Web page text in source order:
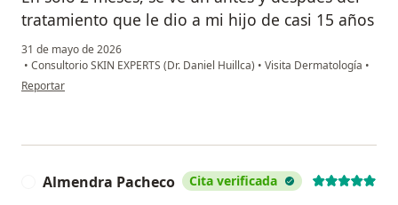
tratamiento que le dio a mi hijo de casi 15 años
31 de mayo de 2026
• Consultorio SKIN EXPERTS (Dr. Daniel Huillca) • Visita Dermatología •
en opinión del usuario Cc
Reportar
Almendra Pacheco Cita verificada